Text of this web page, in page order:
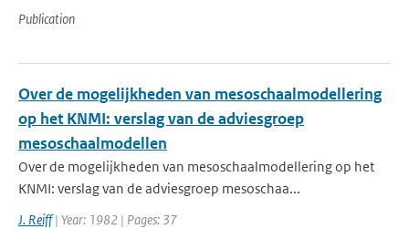
Publication
Over de mogelijkheden van mesoschaalmodellering
op het KNMI: verslag van de adviesgroep
mesoschaalmodellen
Over de mogelijkheden van mesoschaalmodellering op het
KNMI: verslag van de adviesgroep mesoschaa...
J. Reiff| Year: 1982 | Pages: 37